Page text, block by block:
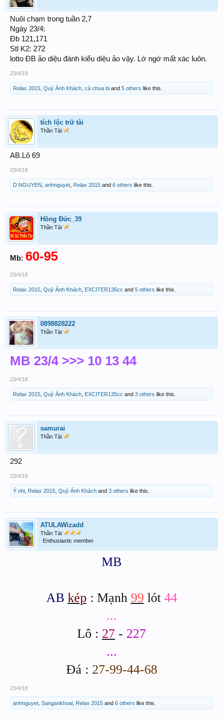
Nuôi chạm trong tuần 2,7
Ngày 23/4:
Đb 121,171
Stl K2: 272
lotto ĐB ảo diệu đánh kiểu diệu ảo vậy. Lớ ngớ mất xác luôn.
23/4/18
Relax 2015 Quỷ Ảnh Khách cà chua bi and 5 others like this.
tích lộc trữ tài
Thần Tài
AB.Lô 69
23/4/18
D NGUYEN anhnguyet Relax 2015 and 6 others like this.
Hồng Đức_39
Thần Tài
Mb: 60-95
23/4/18
Relax 2015 Quỷ Ảnh Khách EXCITER135cc and 5 others like this.
0898828222
Thần Tài
MB 23/4 >>> 10 13 44
23/4/18
Relax 2015 Quỷ Ảnh Khách EXCITER135cc and 3 others like this.
samurai
Thần Tài
292
23/4/18
Ý nhi Relax 2015 Quỷ Ảnh Khách and 3 others like this.
ATULAWizadd
Thần Tài
Enthusiastic member
MB
AB kép : Mạnh 99 lót 44
...
Lô : 27 - 227
...
Đá : 27-99-44-68
23/4/18
anhnguyet Sangankhoai Relax 2015 and 6 others like this.